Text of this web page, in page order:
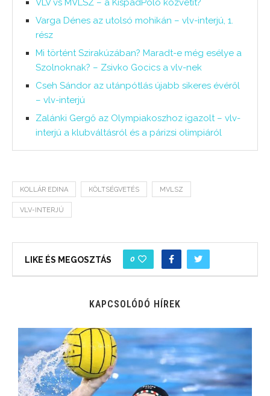
VLV vs MVLSZ – a KispadPolo közvetít?
Varga Dénes az utolsó mohikán – vlv-interjú, 1.
rész
Mi történt Szirakúzában? Maradt-e még esélye a
Szolnoknak? – Zsivko Gocics a vlv-nek
Cseh Sándor az utánpótlás újabb sikeres évéről
– vlv-interjú
Zalánki Gergő az Olympiakoszhoz igazolt – vlv-
interjú a klubváltásról és a párizsi olimpiáról
KOLLÁR EDINA KÖLTSÉGVETÉS MVLSZ
VLV-INTERJÚ
LIKE ÉS MEGOSZTÁS 0
KAPCSOLÓDÓ HÍREK